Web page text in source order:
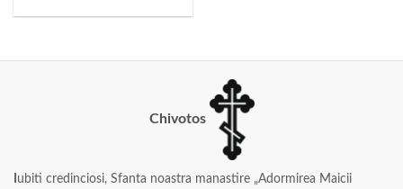
Chivotos
ubiti credinciosi, Sfanta noastra manastire „Adormirea Maicii